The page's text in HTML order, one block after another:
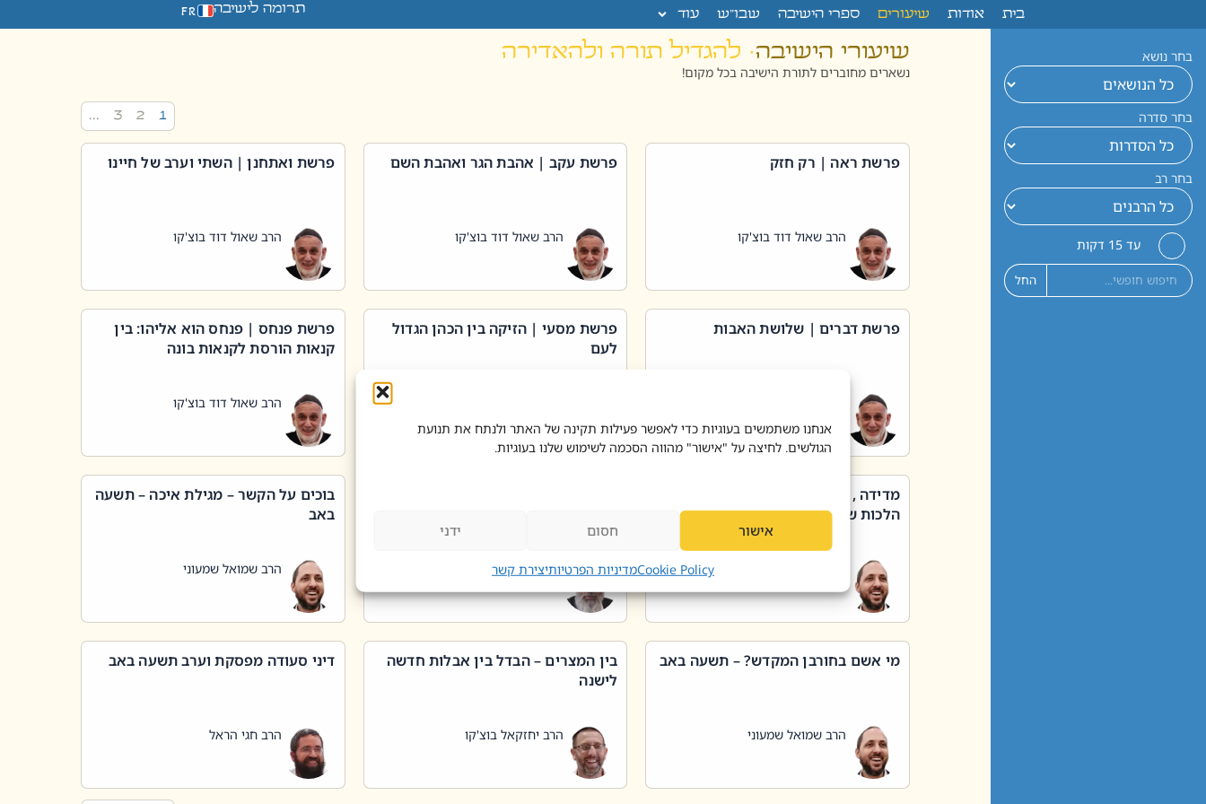
אנחנו משתמשים בעוגיות כדי לאפשר פעילות תקינה של האתר ולנתח את תנועת
הגולשים. לחיצה על "אישור" מהווה הסכמה לשימוש שלנו בעוגיות.
אישור חסום ידני
Cookie Policyמדיניות הפרטיותיצירת קשר
בית אודות שיעורים ספרי הישיבה שבו”ש עוד תרומה לישיבה FR
בחר נושא
בחר סדרה
בחר רב
עד 15 דקות
החל
שיעורי הישיבה· להגדיל תורה ולהאדירה
נשארים מחוברים לתורת הישיבה בכל מקום!
1
2
3
…
פרשת ראה | רק חזק
הרב שאול דוד בוצ'קו
פרשת עקב | אהבת הגר ואהבת השם
הרב שאול דוד בוצ'קו
פרשת ואתחנן | השתי וערב של חיינו
הרב שאול דוד בוצ'קו
פרשת דברים | שלושת האבות
פרשת מסעי | הזיקה בין הכהן הגדול
לעם
פרשת פנחס | פנחס הוא אליהו: בין
קנאות הורסת לקנאות בונה
הרב שאול דוד בוצ'קו
מדידה , קניה , שטיפת כלים בשבת –
הלכות שבת – סימן שכג
הרב יאיר בידני
בוכים על הקשר – מגילת איכה – תשעה
באב
הרב שמואל שמעוני
מי אשם בחורבן המקדש? – תשעה באב
הרב שמואל שמעוני
בין המצרים – הבדל בין אבלות חדשה
לישנה
הרב יחזקאל בוצ'קו
דיני סעודה מפסקת וערב תשעה באב
הרב חגי הראל